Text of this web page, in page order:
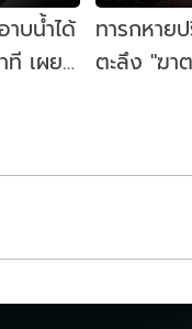
บน้ำได้
ที เผย
ทารกหาย
ตะลึง "ฆา